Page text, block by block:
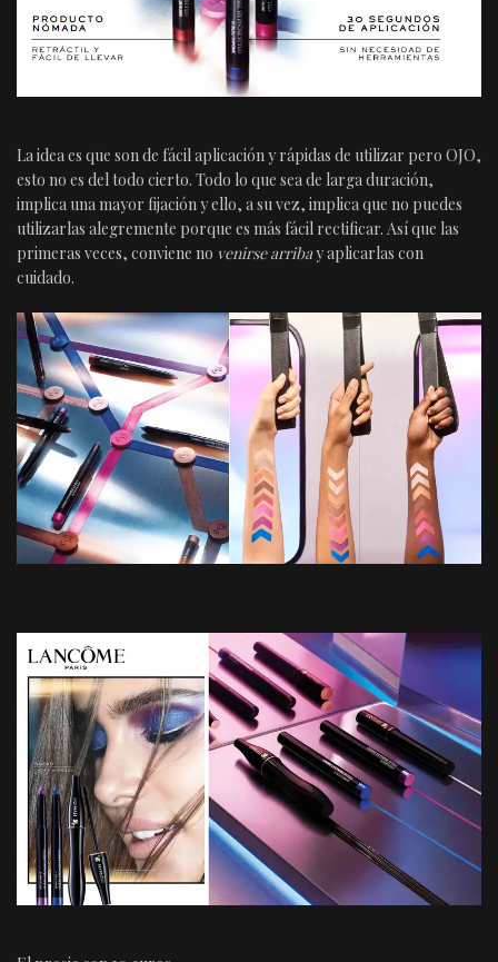
La idea es que son de fácil aplicación y rápidas de utilizar pero OJO,
esto no es del todo cierto. Todo lo que sea de larga duración,
implica una mayor fijación y ello, a su vez, implica que no puedes
utilizarlas alegremente porque es más fácil rectificar. Así que las
primeras veces, conviene no venirse arribay aplicarlas con
cuidado.